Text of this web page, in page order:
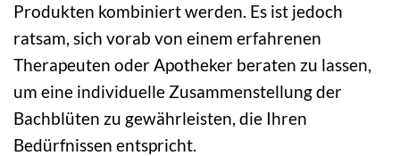
Produkten kombiniert werden. Es ist jedoch
ratsam, sich vorab von einem erfahrenen
Therapeuten oder Apotheker beraten zu lassen,
um eine individuelle Zusammenstellung der
Bachblüten zu gewährleisten, die Ihren
Bedürfnissen entspricht.